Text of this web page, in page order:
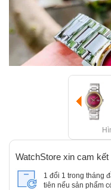
WatchStore xin cam kết
1 đổi 1 trong tháng
tiên nếu sản phẩm